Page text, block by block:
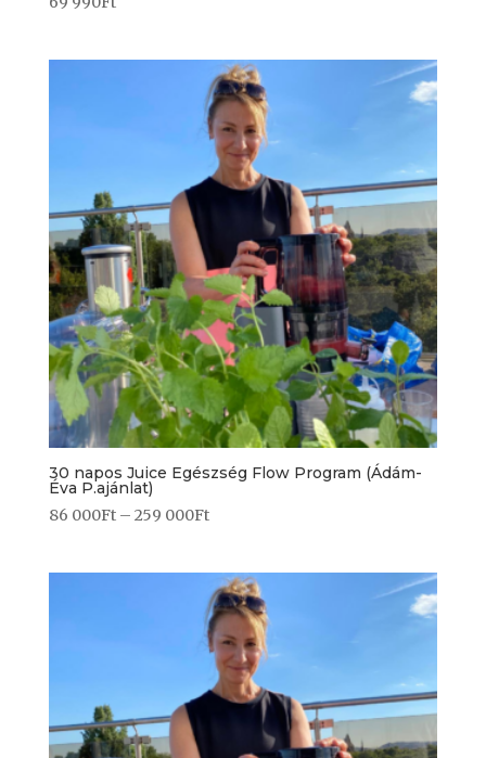
30 napos Juice Egészség Flow Program (Ádám-
Éva P.ajánlat)
86 000Ft – 259 000Ft